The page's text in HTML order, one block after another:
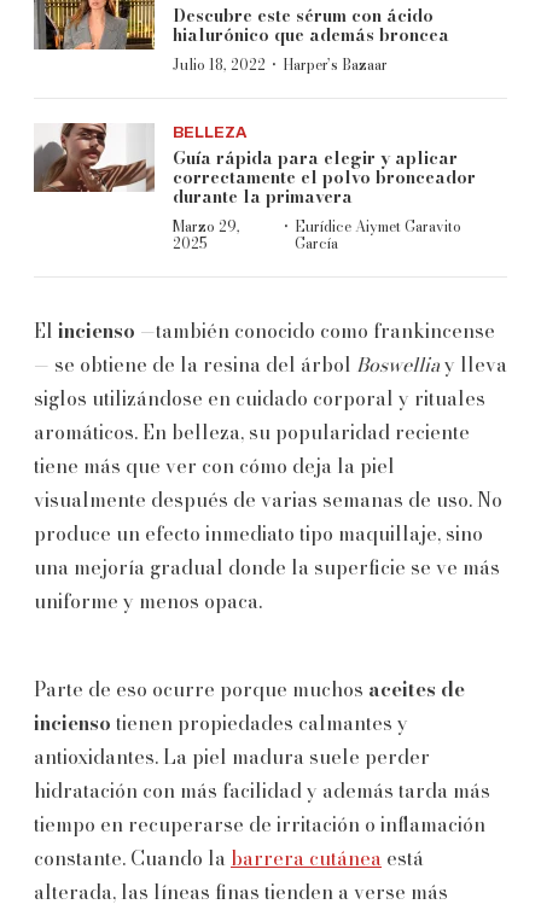
Descubre este sérum con ácido
hialurónico que además broncea
Julio 18, 2022 · Harper’s Bazaar
BELLEZA
Guía rápida para elegir y aplicar
correctamente el polvo bronceador
durante la primavera
Marzo 29,
2025 · Eurídice Aiymet Garavito
García
El incienso —también conocido como frankincense
— se obtiene de la resina del árbol Boswelliay lleva
siglos utilizándose en cuidado corporal y rituales
aromáticos. En belleza, su popularidad reciente
tiene más que ver con cómo deja la piel
visualmente después de varias semanas de uso. No
produce un efecto inmediato tipo maquillaje, sino
una mejoría gradual donde la superficie se ve más
uniforme y menos opaca.
Parte de eso ocurre porque muchos aceites de
incienso tienen propiedades calmantes y
antioxidantes. La piel madura suele perder
hidratación con más facilidad y además tarda más
tiempo en recuperarse de irritación o inflamación
constante. Cuando la barrera cutánea está
alterada, las líneas finas tienden a verse más